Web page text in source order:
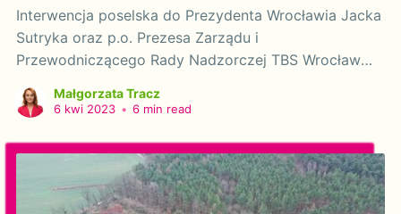
Interwencja poselska do Prezydenta Wrocławia Jacka
Sutryka oraz p.o. Prezesa Zarządu i
Przewodniczącego Rady Nadzorczej TBS Wrocław
do informacji o Radzie Programowej TBS Wrocław
Szanowny Panie Prezesie! Działając na podstawie art.
Małgorzata Tracz
6 kwi 2023 • 6 min read